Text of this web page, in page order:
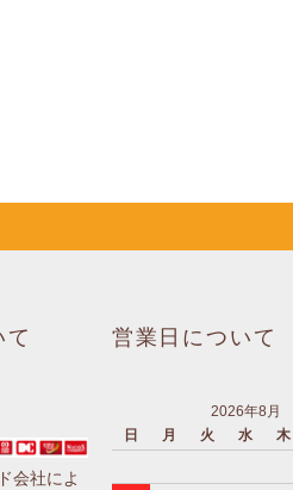
て
会社によ
営業日について
2026年8月
日
月 火 水 木